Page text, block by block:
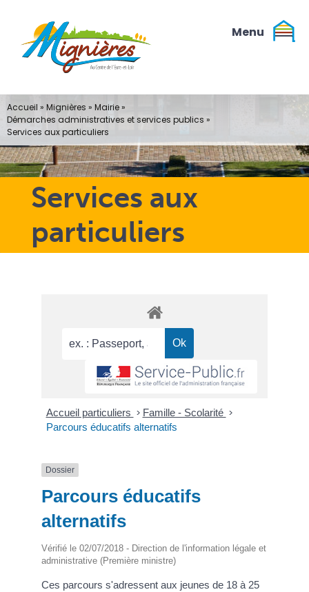
contenu
Services aux
particuliers
Accueil » Mignières » Mairie»
Démarches administratives et services publics »
Services aux particuliers
Accueil particuliers > Famille - Scolarité >
Parcours éducatifs alternatifs
Dossier
Parcours éducatifs
alternatifs
Vérifié le 02/07/2018 - Direction de l'information légale et
administrative (Première ministre)
Ces parcours s'adressent aux jeunes de 18 à 25